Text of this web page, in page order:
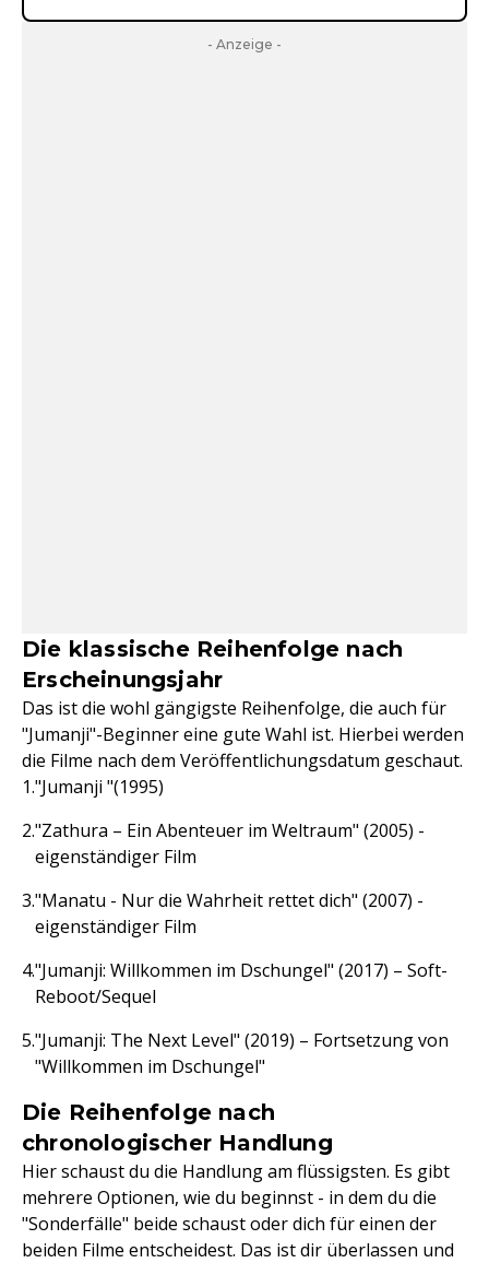
- Anzeige -
Die klassische Reihenfolge nach
Erscheinungsjahr
Das ist die wohl gängigste Reihenfolge, die auch für
"Jumanji"-Beginner eine gute Wahl ist. Hierbei werden
die Filme nach dem Veröffentlichungsdatum geschaut.
"Jumanji "(1995)
"Zathura – Ein Abenteuer im Weltraum" (2005) -
eigenständiger Film
"Manatu - Nur die Wahrheit rettet dich" (2007) -
eigenständiger Film
"Jumanji: Willkommen im Dschungel" (2017) – Soft-
Reboot/Sequel
"Jumanji: The Next Level" (2019) – Fortsetzung von
"Willkommen im Dschungel"
Die Reihenfolge nach
chronologischer Handlung
Hier schaust du die Handlung am flüssigsten. Es gibt
mehrere Optionen, wie du beginnst - in dem du die
"Sonderfälle" beide schaust oder dich für einen der
beiden Filme entscheidest. Das ist dir überlassen und